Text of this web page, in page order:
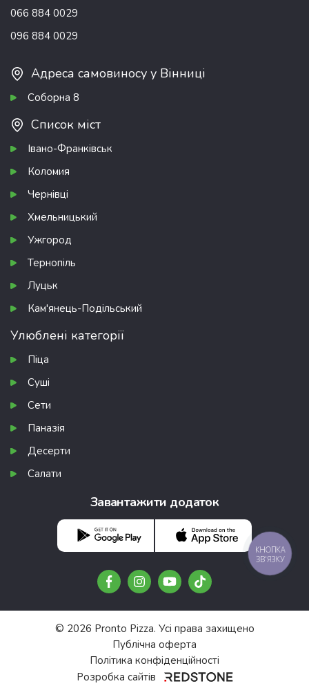
066 884 0029
096 884 0029
Адреса самовиносу у Вінниці
Соборна 8
Список міст
Івано-Франківськ
Коломия
Чернівці
Хмельницький
Ужгород
Тернопіль
Луцьк
Кам'янець-Подільський
Улюблені категорії
Піца
Суші
Сети
Паназія
Десерти
Салати
Завантажити додаток
© 2026 Pronto Pizza. Усі права захищено
Публічна оферта
Політика конфіденційності
Розробка сайтів
КНОПКА
ЗВ'ЯЗКУ